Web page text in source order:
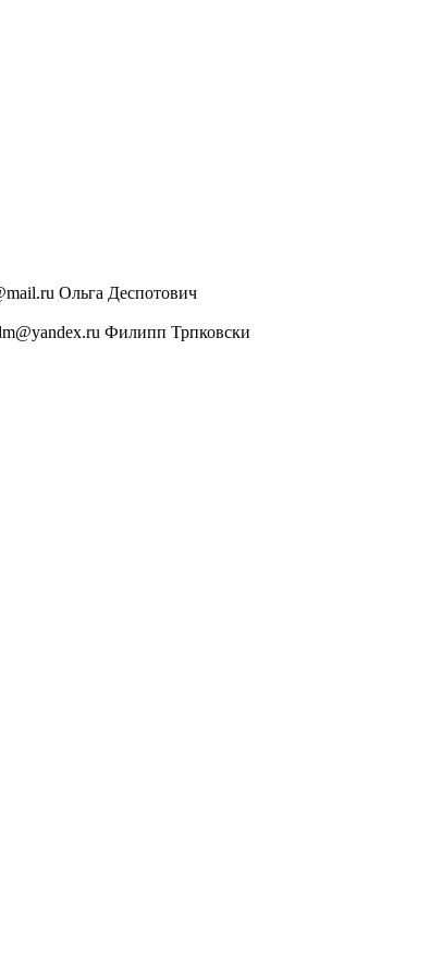
Ольга Деспотович
Филипп Трпковски